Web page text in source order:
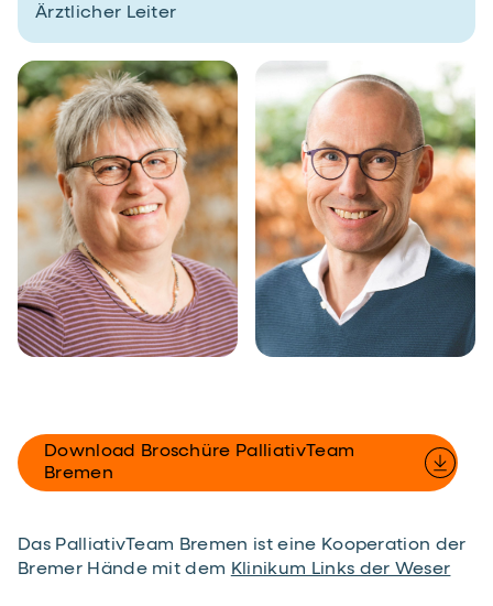
Ärztlicher Leiter
Download Broschüre PalliativTeam
Bremen
Das PalliativTeam Bremen ist eine Kooperation der
Bremer Hände mit dem Klinikum Links der Weser